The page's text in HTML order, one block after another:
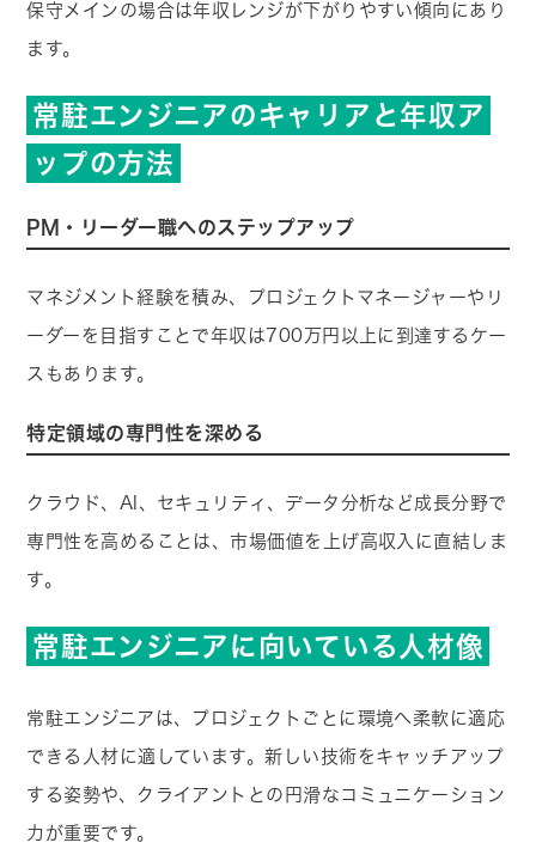
保守メインの場合は年収レンジが下がりやすい傾向にあり
ます。
常駐エンジニアのキャリアと年収ア
ップの方法
PM・リーダー職へのステップアップ
マネジメント経験を積み、プロジェクトマネージャーやリ
ーダーを目指すことで年収は700万円以上に到達するケー
スもあります。
特定領域の専門性を深める
クラウド、AI、セキュリティ、データ分析など成長分野で
専門性を高めることは、市場価値を上げ高収入に直結しま
す。
常駐エンジニアに向いている人材像
常駐エンジニアは、プロジェクトごとに環境へ柔軟に適応
できる人材に適しています。新しい技術をキャッチアップ
する姿勢や、クライアントとの円滑なコミュニケーション
力が重要です。